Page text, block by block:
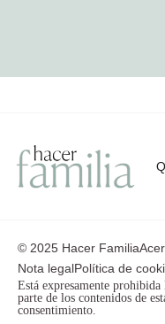
© 2025 Hacer Familia
Nota legalPolítica de
Está expresamente
parte de los contenidos de
consentimiento.